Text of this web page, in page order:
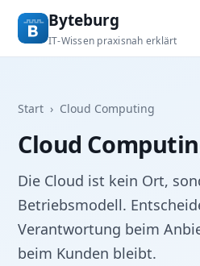
Byteburg
IT-Wissen praxisnah erklärt
Start › Cloud Computing
Cloud
Die Cloud ist kein Ort,
Betriebsmodell.
Verantwortung beim
beim Kunden bleibt.